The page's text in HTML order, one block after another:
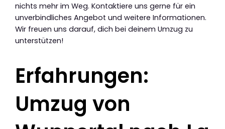
nichts mehr im Weg. Kontaktiere uns gerne für ein
unverbindliches Angebot und weitere Informationen.
Wir freuen uns darauf, dich bei deinem Umzug zu
unterstützen!
Erfahrungen:
Umzug von